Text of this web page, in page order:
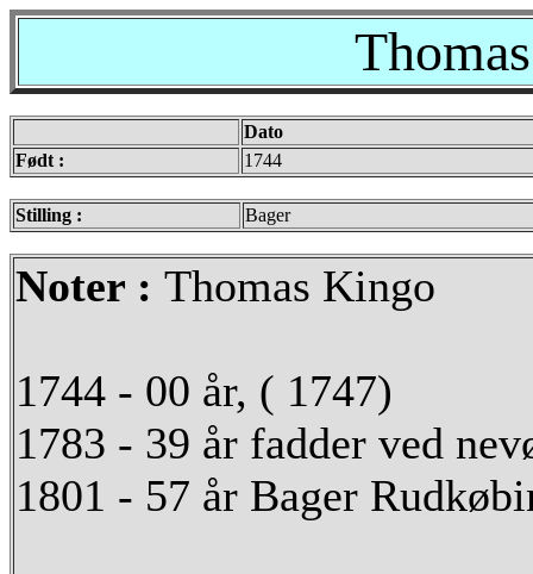
Dato
Født :
1744
Stilling : Bager
Noter : Thomas Kingo
1744 - 00 år, ( 1747)
1783 - 39 år fadder ved
1801 - 57 år Bager